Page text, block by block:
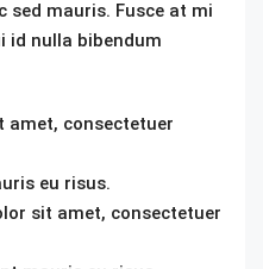
sed mauris. Fusce at mi
id nulla bibendum
amet, consectetuer
eu risus.
sit amet, consectetuer